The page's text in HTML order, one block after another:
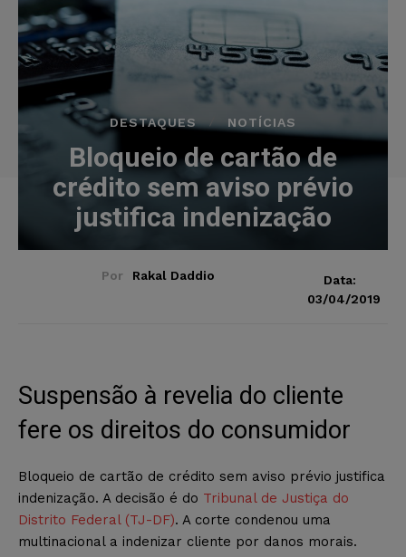
DESTAQUES NOTÍCIAS
Bloqueio de cartão de
crédito sem aviso prévio
justifica indenização
Por Rakal Daddio
Data:
03/04/2019
Suspensão à revelia do cliente
fere os direitos do consumidor
Bloqueio de cartão de crédito sem aviso prévio justifica
indenização. A decisão é do Tribunal de Justiça do
Distrito Federal (TJ-DF). A corte condenou uma
multinacional a indenizar cliente por danos morais.